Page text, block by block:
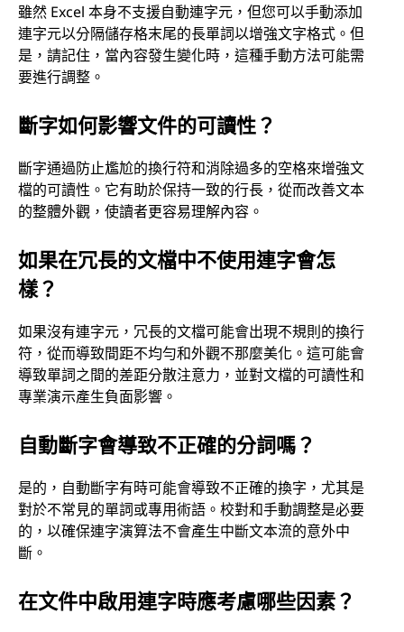
雖然 Excel 本身不支援自動連字元，但您可以手動添加
連字元以分隔儲存格末尾的長單詞以增強文字格式。但
是，請記住，當內容發生變化時，這種手動方法可能需
要進行調整。
斷字如何影響文件的可讀性？
斷字通過防止尷尬的換行符和消除過多的空格來增強文
檔的可讀性。它有助於保持一致的行長，從而改善文本
的整體外觀，使讀者更容易理解內容。
如果在冗長的文檔中不使用連字會怎
樣？
如果沒有連字元，冗長的文檔可能會出現不規則的換行
符，從而導致間距不均勻和外觀不那麼美化。這可能會
導致單詞之間的差距分散注意力，並對文檔的可讀性和
專業演示產生負面影響。
自動斷字會導致不正確的分詞嗎？
是的，自動斷字有時可能會導致不正確的換字，尤其是
對於不常見的單詞或專用術語。校對和手動調整是必要
的，以確保連字演算法不會產生中斷文本流的意外中
斷。
在文件中啟用連字時應考慮哪些因素？